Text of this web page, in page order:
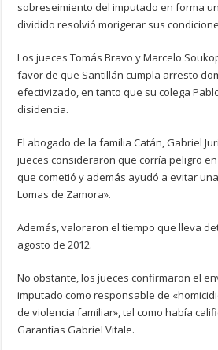
sobreseimiento del imputado en forma
dividido resolvió morigerar sus
Los jueces Tomás Bravo y Marcelo
favor de que Santillán cumpla arresto
efectivizado, en tanto que su colega
disidencia.
El abogado de la familia Catán, Gabriel
jueces consideraron que corría peligro
que cometió y además ayudó a evitar
Lomas de Zamora».
Además, valoraron el tiempo que lleva
agosto de 2012.
No obstante, los jueces confirmaron el
imputado como responsable de
de violencia familiar», tal como había
Garantías Gabriel Vitale.